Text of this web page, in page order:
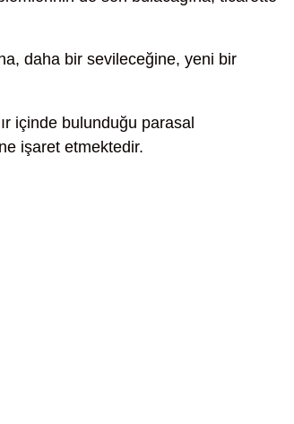
daha bir sevileceğine, yeni bir
içinde bulunduğu parasal
işaret etmektedir.